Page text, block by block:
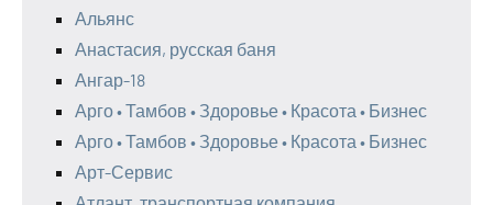
Альянс
Анастасия, русская баня
Ангар-18
Арго • Тамбов • Здоровье • Красота • Бизнес
Арго • Тамбов • Здоровье • Красота • Бизнес
Арт-Сервис